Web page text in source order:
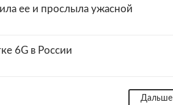
ее и прослыла ужасной
6G в России
Дальше